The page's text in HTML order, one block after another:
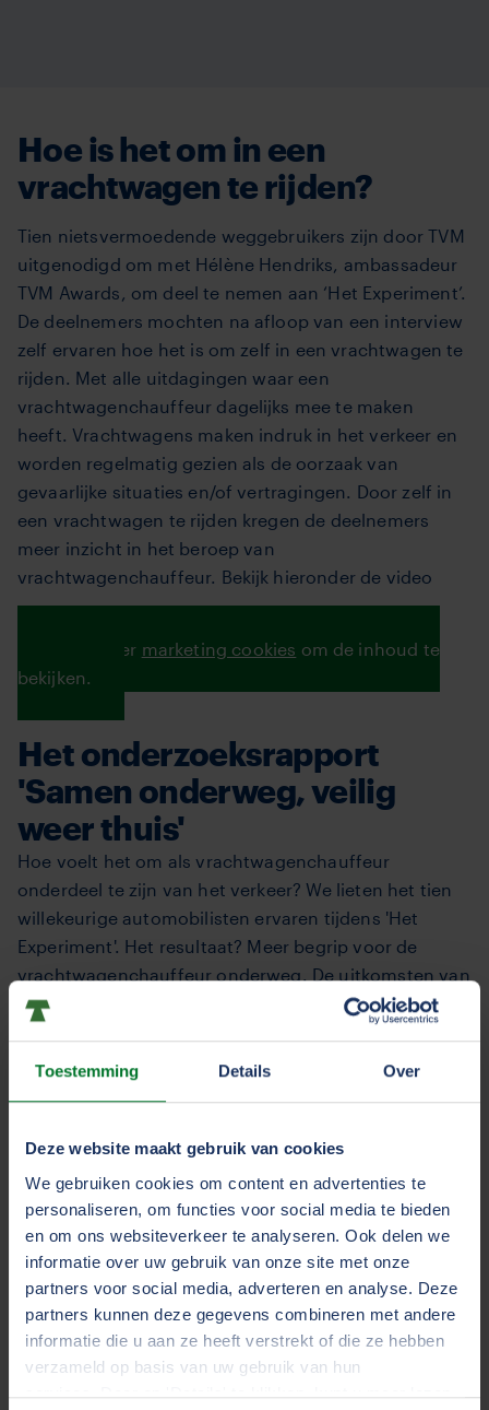
Toestemming Details Over
Deze website maakt gebruik van cookies
We gebruiken cookies om content en advertenties te
personaliseren, om functies voor social media te bieden
en om ons websiteverkeer te analyseren. Ook delen we
informatie over uw gebruik van onze site met onze
partners voor social media, adverteren en analyse. Deze
partners kunnen deze gegevens combineren met andere
informatie die u aan ze heeft verstrekt of die ze hebben
verzameld op basis van uw gebruik van hun
services. Door op 'Details' te klikken, kunt u meer lezen
Hoe is het om in een
vrachtwagen te rijden?
Tien nietsvermoedende weggebruikers zijn door TVM
uitgenodigd om met Hélène Hendriks, ambassadeur
TVM Awards, om deel te nemen aan ‘Het Experiment’.
De deelnemers mochten na afloop van een interview
zelf ervaren hoe het is om zelf in een vrachtwagen te
rijden. Met alle uitdagingen waar een
vrachtwagenchauffeur dagelijks mee te maken
heeft. Vrachtwagens maken indruk in het verkeer en
worden regelmatig gezien als de oorzaak van
gevaarlijke situaties en/of vertragingen. Door zelf in
een vrachtwagen te rijden kregen de deelnemers
meer inzicht in het beroep van
vrachtwagenchauffeur. Bekijk hieronder de video
Accepteer marketing cookies om de inhoud te
bekijken.
Het onderzoeksrapport
'Samen onderweg, veilig
weer thuis'
Hoe voelt het om als vrachtwagenchauffeur
onderdeel te zijn van het verkeer? We lieten het tien
willekeurige automobilisten ervaren tijdens 'Het
Experiment'. Het resultaat? Meer begrip voor de
vrachtwagenchauffeur onderweg. De uitkomsten van
hebben we uitgewerkt in een rapport.